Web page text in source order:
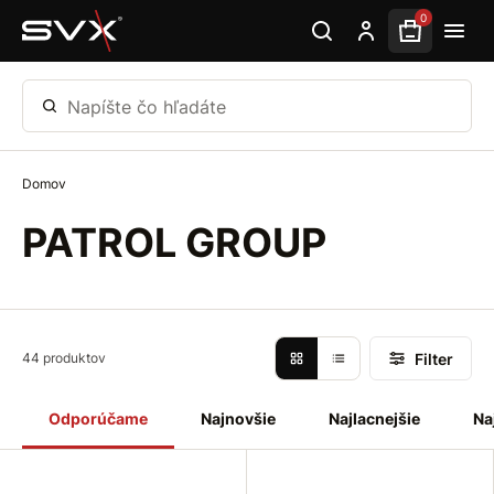
Preskočiť na hlavný obsah 0
Napíšte čo hľadáte
Domov
PATROL GROUP
Odporúčame Najnovšie Najlacnejšie
44 produktov Filter